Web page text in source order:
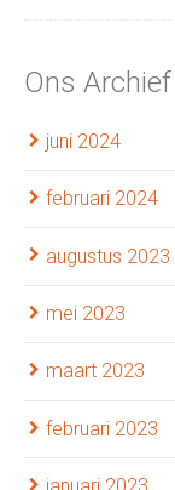
Ons Archief
juni 2024
februari 2024
augustus 2023
mei 2023
maart 2023
februari 2023